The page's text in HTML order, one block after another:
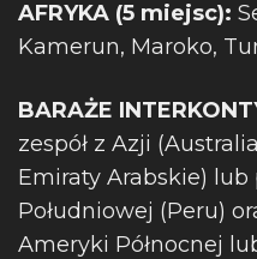
AFRYKA (5 miejsc):
Kamerun, Maroko,
BARAŻE
zespół z Azji
Emiraty Arabskie) lub
Południowej (Peru)
Ameryki Północnej